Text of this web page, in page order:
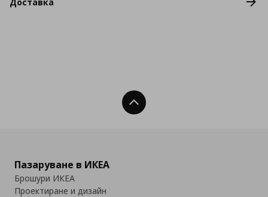
Нагоре
Пазаруване в ИКЕА
Брошури ИКЕА
Проектиране и дизайн